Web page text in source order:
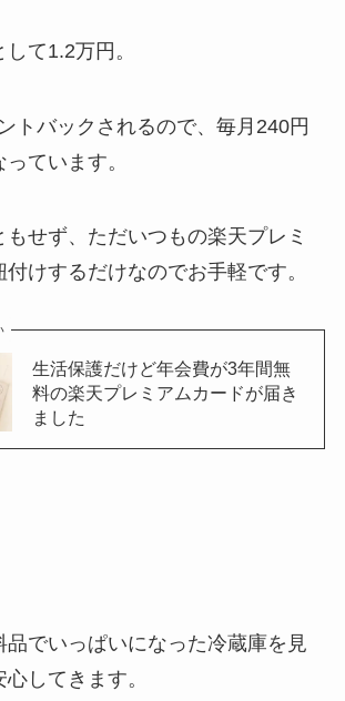
て1.2万円。
トバックされるので、毎月240円
ています。
せず、ただいつもの楽天プレミ
けするだけなのでお手軽です。
生活保護だけど年会費が3年間無
料の楽天プレミアムカードが届き
ました
品でいっぱいになった冷蔵庫を見
してきます。